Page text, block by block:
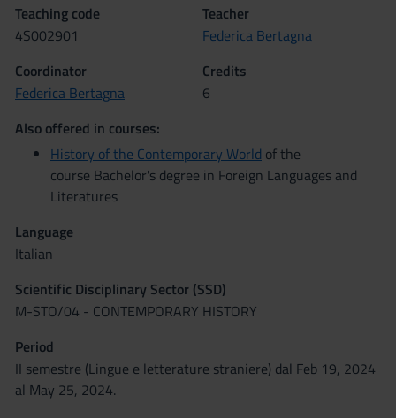
Teaching code
4S002901
Teacher
Federica Bertagna
Coordinator
Federica Bertagna
Credits
6
Also offered in courses:
History of the Contemporary World of the
course Bachelor's degree in Foreign Languages and
Literatures
Language
Italian
Scientific Disciplinary Sector (SSD)
M-STO/04 - CONTEMPORARY HISTORY
Period
II semestre (Lingue e letterature straniere) dal Feb 19, 2024
al May 25, 2024.